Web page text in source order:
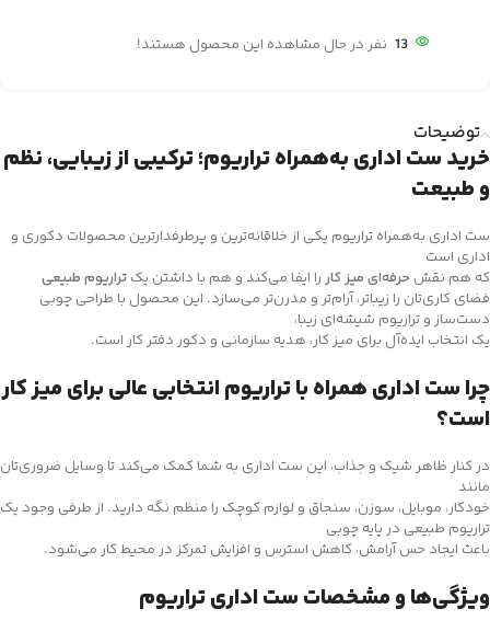
13 نفر در حال مشاهده این محصول هستند!
توضیحات
خرید ست اداری به‌همراه تراریوم؛ ترکیبی از زیبایی، نظم
و طبیعت
ست اداری به‌همراه تراریوم یکی از خلاقانه‌ترین و پرطرفدارترین محصولات دکوری و
اداری است
که هم نقش حرفه‌ای میز کار را ایفا می‌کند و هم با داشتن یک تراریوم طبیعی
فضای کاری‌تان را زیباتر، آرام‌تر و مدرن‌تر می‌سازد. این محصول با طراحی چوبی
دست‌ساز و تراریوم شیشه‌ای زیبا،
یک انتخاب ایده‌آل برای میز کار، هدیه سازمانی و دکور دفتر کار است.
چرا ست اداری همراه با تراریوم انتخابی عالی برای میز کار
است؟
در کنار ظاهر شیک و جذاب، این ست اداری به شما کمک می‌کند تا وسایل ضروری‌تان
مانند
خودکار، موبایل، سوزن، سنجاق و لوازم کوچک را منظم نگه دارید. از طرفی وجود یک
تراریوم طبیعی در پایه چوبی
باعث ایجاد حس آرامش، کاهش استرس و افزایش تمرکز در محیط کار می‌شود.
ویژگی‌ها و مشخصات ست اداری تراریوم